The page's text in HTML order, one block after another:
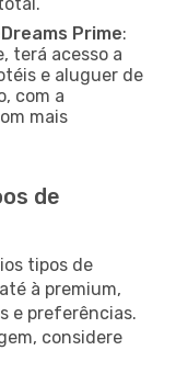
Prime:
terá acesso a
e aluguer de
com a
mais
de
tipos de
à premium,
e preferências.
considere